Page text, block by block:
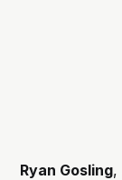
Ryan Gosling,